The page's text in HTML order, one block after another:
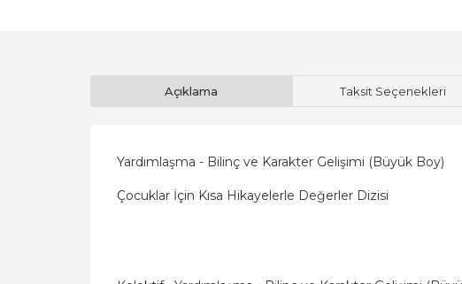
Açıklama Taksit Seçenekleri
Yardımlaşma - Bilinç ve Karakter Gelişimi (Büyük Boy)
Çocuklar İçin Kısa Hikayelerle Değerler Dizisi